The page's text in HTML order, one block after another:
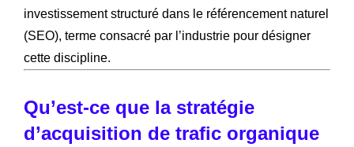
investissement structuré dans le référencement naturel
(SEO), terme consacré par l’industrie pour désigner
cette discipline.
Qu’est-ce que la stratégie
d’acquisition de trafic organique